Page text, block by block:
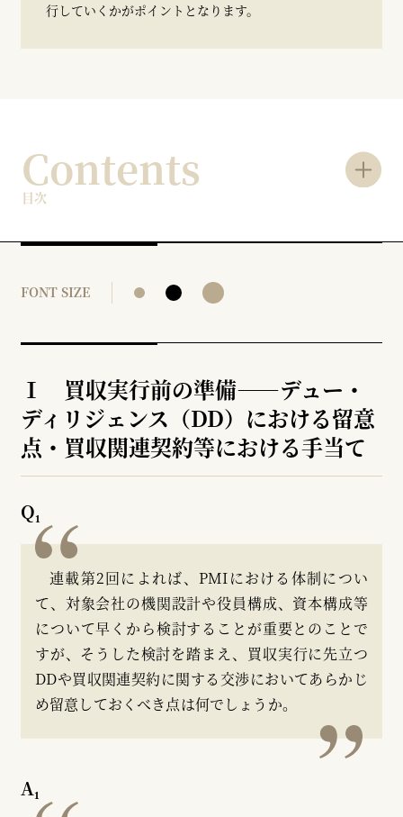
行していくかがポイントとなります。
Contents
目次
FONT SIZE
Ⅰ 買収実行前の準備――デュー・
ディリジェンス（DD）における留意
点・買収関連契約等における手当て
Q₁
連載第2回によれば、PMIにおける体制につい
て、対象会社の機関設計や役員構成、資本構成等
について早くから検討することが重要とのことで
すが、そうした検討を踏まえ、買収実行に先立つ
DDや買収関連契約に関する交渉においてあらかじ
め留意しておくべき点は何でしょうか。
A₁